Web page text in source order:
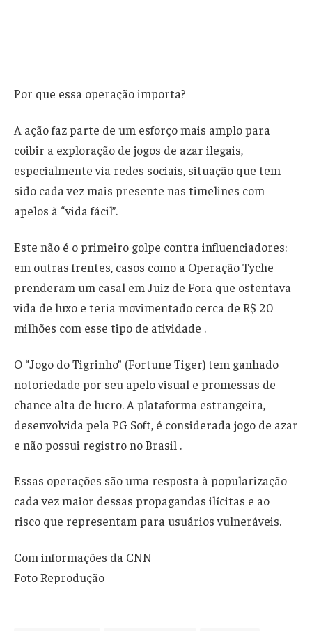
Por que essa operação importa?
A ação faz parte de um esforço mais amplo para
coibir a exploração de jogos de azar ilegais,
especialmente via redes sociais, situação que tem
sido cada vez mais presente nas timelines com
apelos à “vida fácil”.
Este não é o primeiro golpe contra influenciadores:
em outras frentes, casos como a Operação Tyche
prenderam um casal em Juiz de Fora que ostentava
vida de luxo e teria movimentado cerca de R$ 20
milhões com esse tipo de atividade .
O “Jogo do Tigrinho” (Fortune Tiger) tem ganhado
notoriedade por seu apelo visual e promessas de
chance alta de lucro. A plataforma estrangeira,
desenvolvida pela PG Soft, é considerada jogo de azar
e não possui registro no Brasil .
Essas operações são uma resposta à popularização
cada vez maior dessas propagandas ilícitas e ao
risco que representam para usuários vulneráveis.
Com informações da CNN
Foto Reprodução